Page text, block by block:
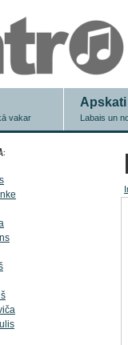
vakar
Apskati
Labais un